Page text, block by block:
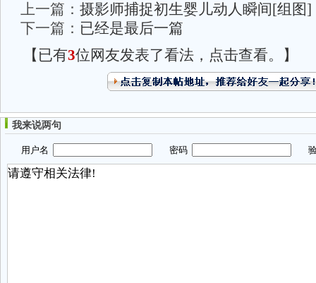
上一篇： 摄影师捕捉初生婴儿动人瞬间[组图]
下一篇： 已经是最后一篇
【已有3位网友发表了看法，点击查看。】
我来说两句
用户名 密码 验